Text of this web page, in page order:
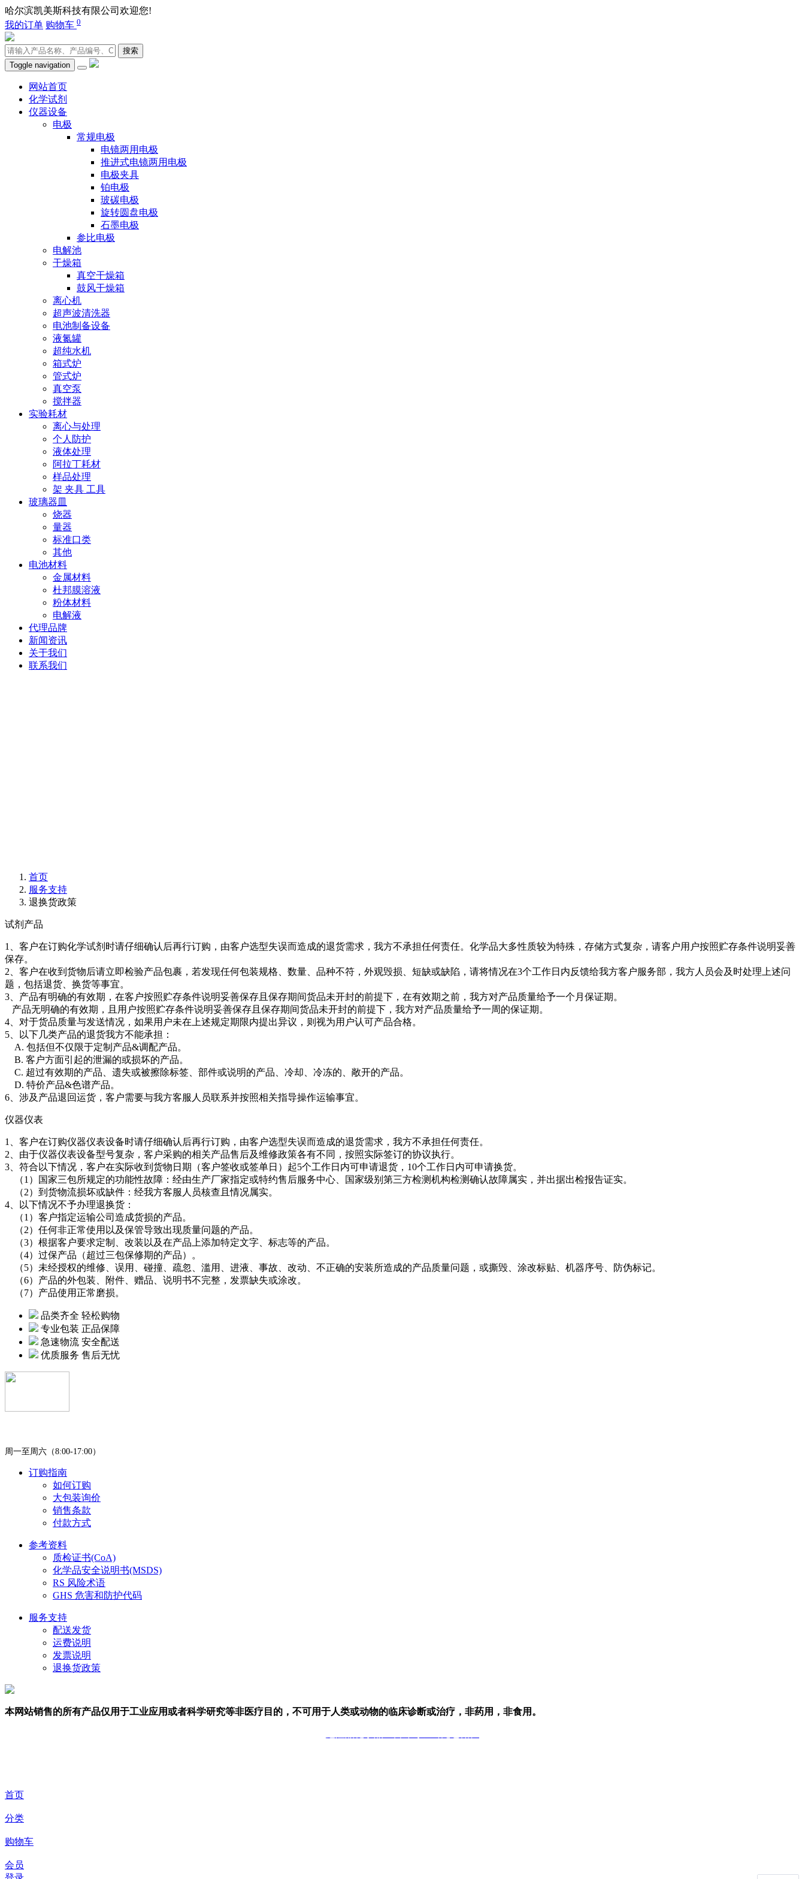
哈尔滨凯美斯科技有限公司欢迎您!
我的订单 购物车 0
搜索
Toggle navigation
网站首页
化学试剂
仪器设备
电极
常规电极
电镜两用电极
推进式电镜两用电极
电极夹具
铂电极
玻碳电极
旋转圆盘电极
石墨电极
参比电极
电解池
干燥箱
真空干燥箱
鼓风干燥箱
离心机
超声波清洗器
电池制备设备
液氮罐
超纯水机
箱式炉
管式炉
真空泵
搅拌器
实验耗材
离心与处理
个人防护
液体处理
阿拉丁耗材
样品处理
架 夹具 工具
玻璃器皿
烧器
量器
标准口类
其他
电池材料
金属材料
杜邦膜溶液
粉体材料
电解液
代理品牌
新闻资讯
关于我们
联系我们
首页
服务支持
退换货政策
试剂产品
1、客户在订购化学试剂时请仔细确认后再行订购，由客户选型失误而造成的退货需求，我方不承担任何责任。化学品大多性质较为特殊，存储方式复杂，请客户用户按照贮存条件说明妥善
保存。
2、客户在收到货物后请立即检验产品包裹，若发现任何包装规格、数量、品种不符，外观毁损、短缺或缺陷，请将情况在3个工作日内反馈给我方客户服务部，我方人员会及时处理上述问
题，包括退货、换货等事宜。
3、产品有明确的有效期，在客户按照贮存条件说明妥善保存且保存期间货品未开封的前提下，在有效期之前，我方对产品质量给予一个月保证期。
产品无明确的有效期，且用户按照贮存条件说明妥善保存且保存期间货品未开封的前提下，我方对产品质量给予一周的保证期。
4、对于货品质量与发送情况，如果用户未在上述规定期限内提出异议，则视为用户认可产品合格。
5、以下几类产品的退货我方不能承担：
A. 包括但不仅限于定制产品&调配产品。
B. 客户方面引起的泄漏的或损坏的产品。
C. 超过有效期的产品、遗失或被擦除标签、部件或说明的产品、冷却、冷冻的、敞开的产品。
D. 特价产品&色谱产品。
6、涉及产品退回运货，客户需要与我方客服人员联系并按照相关指导操作运输事宜。
仪器仪表
1、客户在订购仪器仪表设备时请仔细确认后再行订购，由客户选型失误而造成的退货需求，我方不承担任何责任。
2、由于仪器仪表设备型号复杂，客户采购的相关产品售后及维修政策各有不同，按照实际签订的协议执行。
3、符合以下情况，客户在实际收到货物日期（客户签收或签单日）起5个工作日内可申请退货，10个工作日内可申请换货。
（1）国家三包所规定的功能性故障：经由生产厂家指定或特约售后服务中心、国家级别第三方检测机构检测确认故障属实，并出据出检报告证实。
（2）到货物流损坏或缺件：经我方客服人员核查且情况属实。
4、以下情况不予办理退换货：
（1）客户指定运输公司造成货损的产品。
（2）任何非正常使用以及保管导致出现质量问题的产品。
（3）根据客户要求定制、改装以及在产品上添加特定文字、标志等的产品。
（4）过保产品（超过三包保修期的产品）。
（5）未经授权的维修、误用、碰撞、疏忽、滥用、进液、事故、改动、不正确的安装所造成的产品质量问题，或撕毁、涂改标贴、机器序号、防伪标记。
（6）产品的外包装、附件、赠品、说明书不完整，发票缺失或涂改。
（7）产品使用正常磨损。
品类齐全 轻松购物
专业包装 正品保障
急速物流 安全配送
优质服务 售后无忧
周一至周六（8:00-17:00）
订购指南
如何订购
大包装询价
销售条款
付款方式
参考资料
质检证书(CoA)
化学品安全说明书(MSDS)
RS 风险术语
GHS 危害和防护代码
服务支持
配送发货
运费说明
发票说明
退换货政策
本网站销售的所有产品仅用于工业应用或者科学研究等非医疗目的，不可用于人类或动物的临床诊断或治疗，非药用，非食用。
首页
分类
购物车
会员